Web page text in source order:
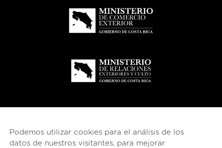
Podemos utilizar cookies para el análisis de los
datos de nuestros visitantes, para mejorar